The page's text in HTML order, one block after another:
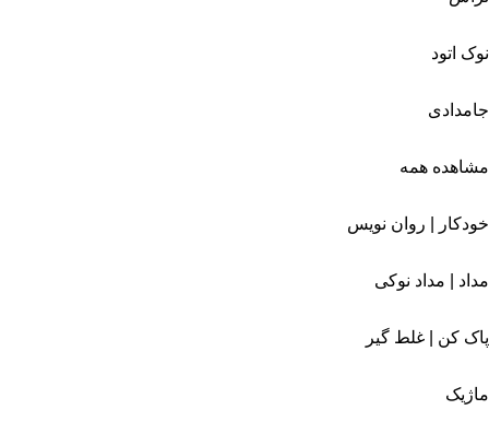
نوک اتود
جامدادی
مشاهده همه
خودکار | روان نویس
مداد | مداد نوکی
پاک کن | غلط گیر
ماژیک